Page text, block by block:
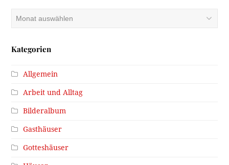
Kategorien
Allgemein
Arbeit und Alltag
Bilderalbum
Gasthäuser
Gotteshäuser